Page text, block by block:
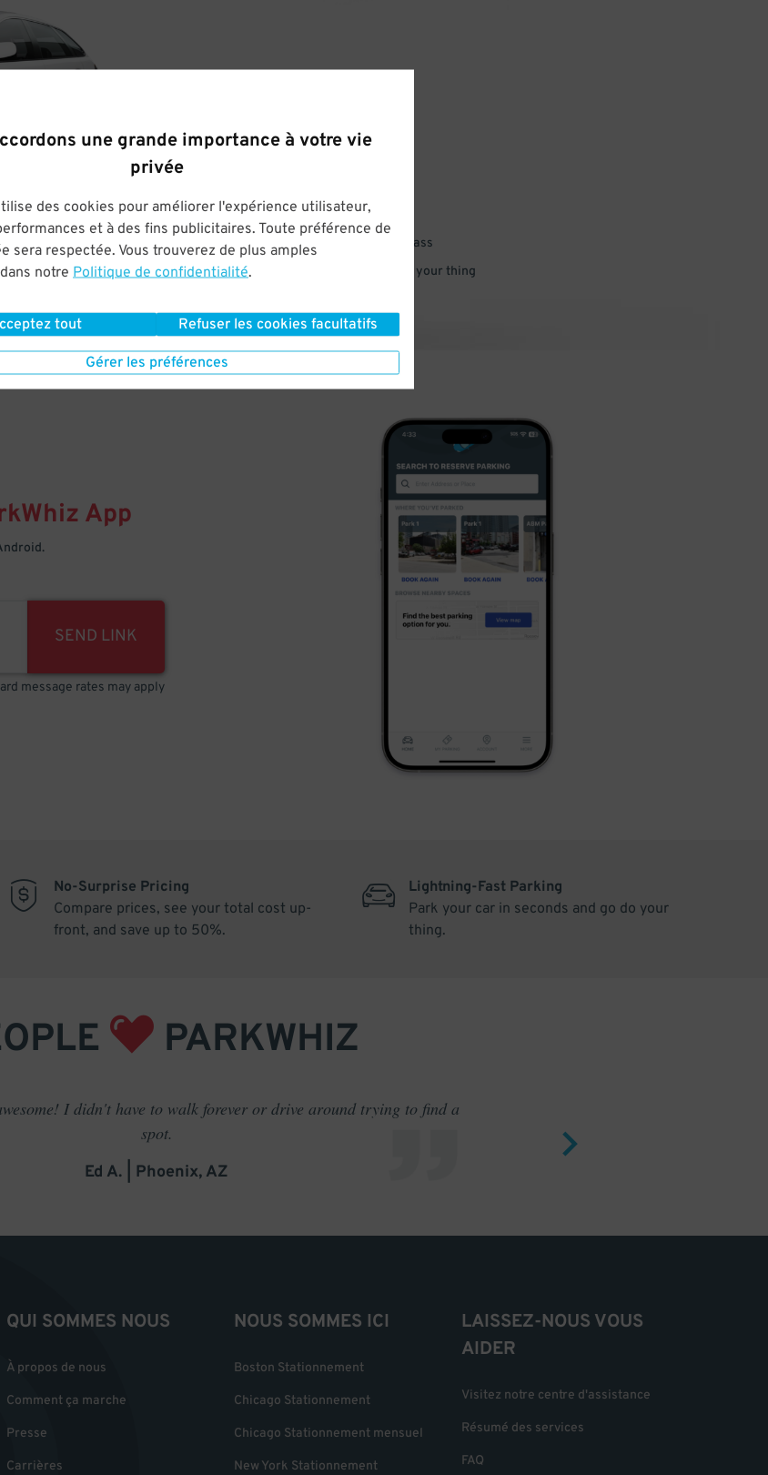
une grande importance à votre vie
privée
des cookies pour améliorer l'expérience utilisateur,
et à des fins publicitaires. Toute préférence de
sera respectée. Vous trouverez de plus amples
notre Politique de confidentialité.
tout Refuser les cookies facultatifs
Gérer les préférences
DRIVE
ARRIVE
& PARK
Enter easily with your mobile parking pass
Your space is waiting – pull in and go do your thing
App
SEND LINK
message rates may apply
No-Surprise Pricing
Compare prices, see your total cost up-
front, and save up to 50%.
Lightning-Fast Parking
Park your car in seconds and go do your
thing.
PARKWHIZ
I didn't have to walk forever or drive around trying to find a
spot.
Ed A. | Phoenix, AZ
QUI SOMMES NOUS
À propos de nous
Comment ça marche
Presse
Carrières
NOUS SOMMES ICI
Boston Stationnement
Chicago Stationnement
Chicago Stationnement mensuel
New York Stationnement
LAISSEZ-NOUS VOUS
AIDER
Visitez notre centre d'assistance
Résumé des services
FAQ